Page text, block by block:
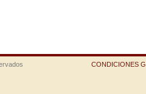
CONDICIONES